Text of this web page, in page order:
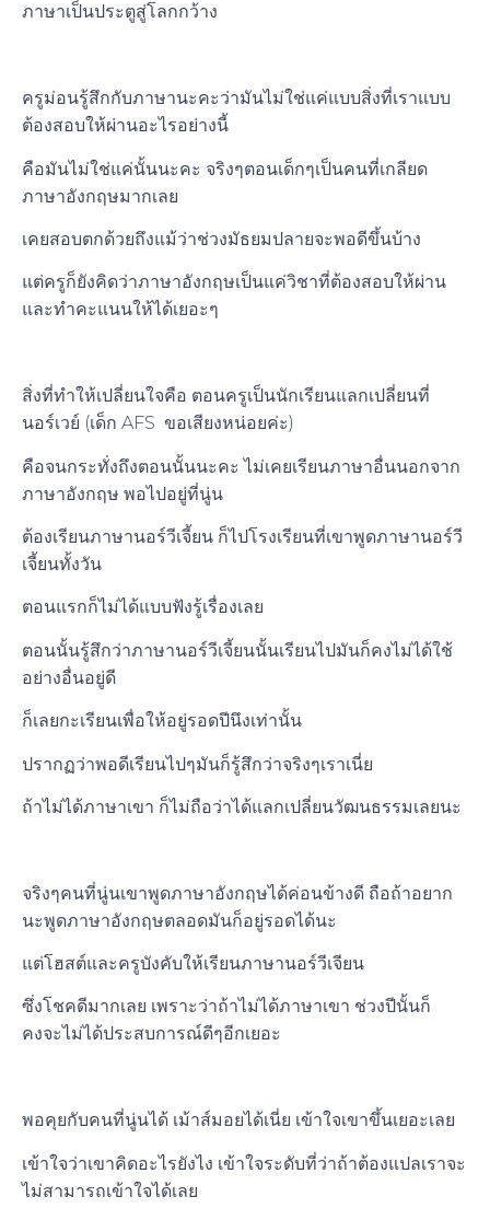
ภาษาเป็นประตูสู่โลกกว้าง
ครูม่อนรู้สึกกับภาษานะคะว่ามันไม่ใช่แค่แบบสิ่งที่เราแบบ
ต้องสอบให้ผ่านอะไรอย่างนี้
คือมันไม่ใช่แค่นั้นนะคะ จริงๆตอนเด็กๆเป็นคนที่เกลียด
ภาษาอังกฤษมากเลย
เคยสอบตกด้วยถึงแม้ว่าช่วงมัธยมปลายจะพอดีขึ้นบ้าง
แต่ครูก็ยังคิดว่าภาษาอังกฤษเป็นแค่วิชาที่ต้องสอบให้ผ่าน
และทำคะแนนให้ได้เยอะๆ
สิ่งที่ทำให้เปลี่ยนใจคือ ตอนครูเป็นนักเรียนแลกเปลี่ยนที่
นอร์เวย์ (เด็ก AFS ขอเสียงหน่อยค่ะ)
คือจนกระทั่งถึงตอนนั้นนะคะ ไม่เคยเรียนภาษาอื่นนอกจาก
ภาษาอังกฤษ พอไปอยู่ที่นู่น
ต้องเรียนภาษานอร์วีเจี้ยน ก็ไปโรงเรียนที่เขาพูดภาษานอร์วี
เจี้ยนทั้งวัน
ตอนแรกก็ไม่ได้แบบฟังรู้เรื่องเลย
ตอนนั้นรู้สึกว่าภาษานอร์วีเจี้ยนนั้นเรียนไปมันก็คงไม่ได้ใช้
อย่างอื่นอยู่ดี
ก็เลยกะเรียนเพื่อให้อยู่รอดปีนึงเท่านั้น
ปรากฏว่าพอดีเรียนไปๆมันก็รู้สึกว่าจริงๆเราเนี่ย
ถ้าไม่ได้ภาษาเขา ก็ไม่ถือว่าได้แลกเปลี่ยนวัฒนธรรมเลยนะ
จริงๆคนที่นู่นเขาพูดภาษาอังกฤษได้ค่อนข้างดี ถือถ้าอยาก
นะพูดภาษาอังกฤษตลอดมันก็อยู่รอดได้นะ
แต่โฮสต์และครูบังคับให้เรียนภาษานอร์วีเจียน
ซึ่งโชคดีมากเลย เพราะว่าถ้าไม่ได้ภาษาเขา ช่วงปีนั้นก็
คงจะไม่ได้ประสบการณ์ดีๆอีกเยอะ
พอคุยกับคนที่นู่นได้ เม้าส์มอยได้เนี่ย เข้าใจเขาขึ้นเยอะเลย
เข้าใจว่าเขาคิดอะไรยังไง เข้าใจระดับที่ว่าถ้าต้องแปลเราจะ
ไม่สามารถเข้าใจได้เลย